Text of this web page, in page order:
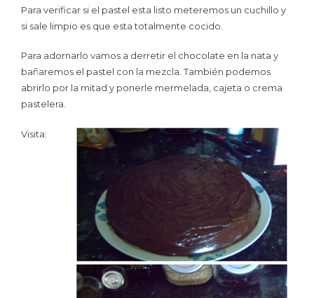
Para verificar si el pastel esta listo meteremos un cuchillo y
si sale limpio es que esta totalmente cocido.
Para adornarlo vamos a derretir el chocolate en la nata y
bañaremos el pastel con la mezcla. También podemos
abrirlo por la mitad y ponerle mermelada, cajeta o crema
pastelera.
Visita: